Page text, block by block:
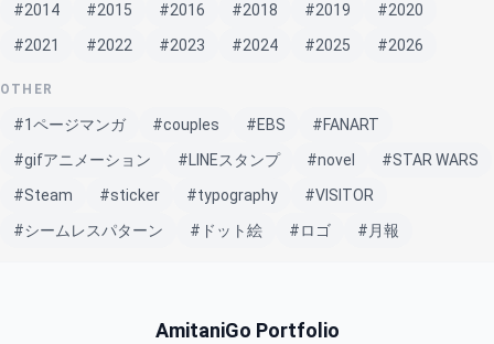
#2014
#2015 #2016 #2018 #2019
#2020
#2021
#2022 #2023 #2024 #2025 #2026
OTHER
#1ページマンガ #couples #EBS
#FANART
#gifアニメーション
#LINEスタンプ #novel
#STAR WARS
#Steam
#sticker #typography
#VISITOR
#シームレスパターン
#ドット絵 #ロゴ #月報
AmitaniGo Portfolio